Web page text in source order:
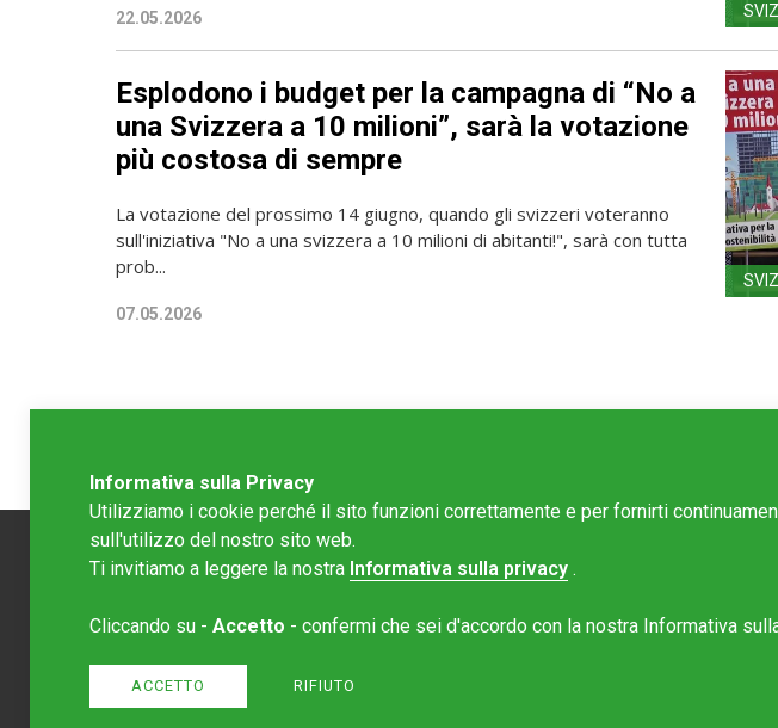
22.05.2026
Esplodono i budget per la campagna di “No a
una Svizzera a 10 milioni”, sarà la votazione
più costosa di sempre
La votazione del prossimo 14 giugno, quando gli svizzeri voteranno
sull'iniziativa "No a una svizzera a 10 milioni di abitanti!", sarà con tutta
prob...
07.05.2026
Redazione Mattinonline
Informativa sulla Privacy
Utilizziamo i cookie perché il sito funzioni correttamente e per fornirti
sull'utilizzo del nostro sito web.
Ti invitiamo a leggere la nostra Informativa sulla privacy .
Cliccando su - Accetto - confermi che sei d'accordo con la nostra Informativa
ACCETTO RIFIUTO